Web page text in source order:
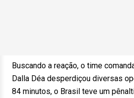
Buscando a reação, o time
Dalla Déa desperdiçou diversas
84 minutos, o Brasil teve um